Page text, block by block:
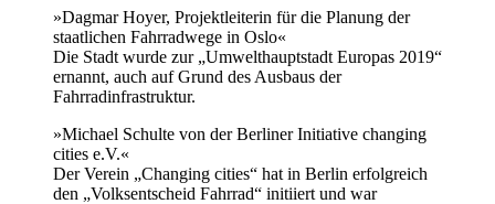
»Dagmar Hoyer, Projektleiterin für die Planung der
staatlichen Fahrradwege in Oslo«
Die Stadt wurde zur „Umwelthauptstadt Europas 2019“
ernannt, auch auf Grund des Ausbaus der
Fahrradinfrastruktur.
»Michael Schulte von der Berliner Initiative changing
cities e.V.«
Der Verein „Changing cities“ hat in Berlin erfolgreich
den „Volksentscheid Fahrrad“ initiiert und war